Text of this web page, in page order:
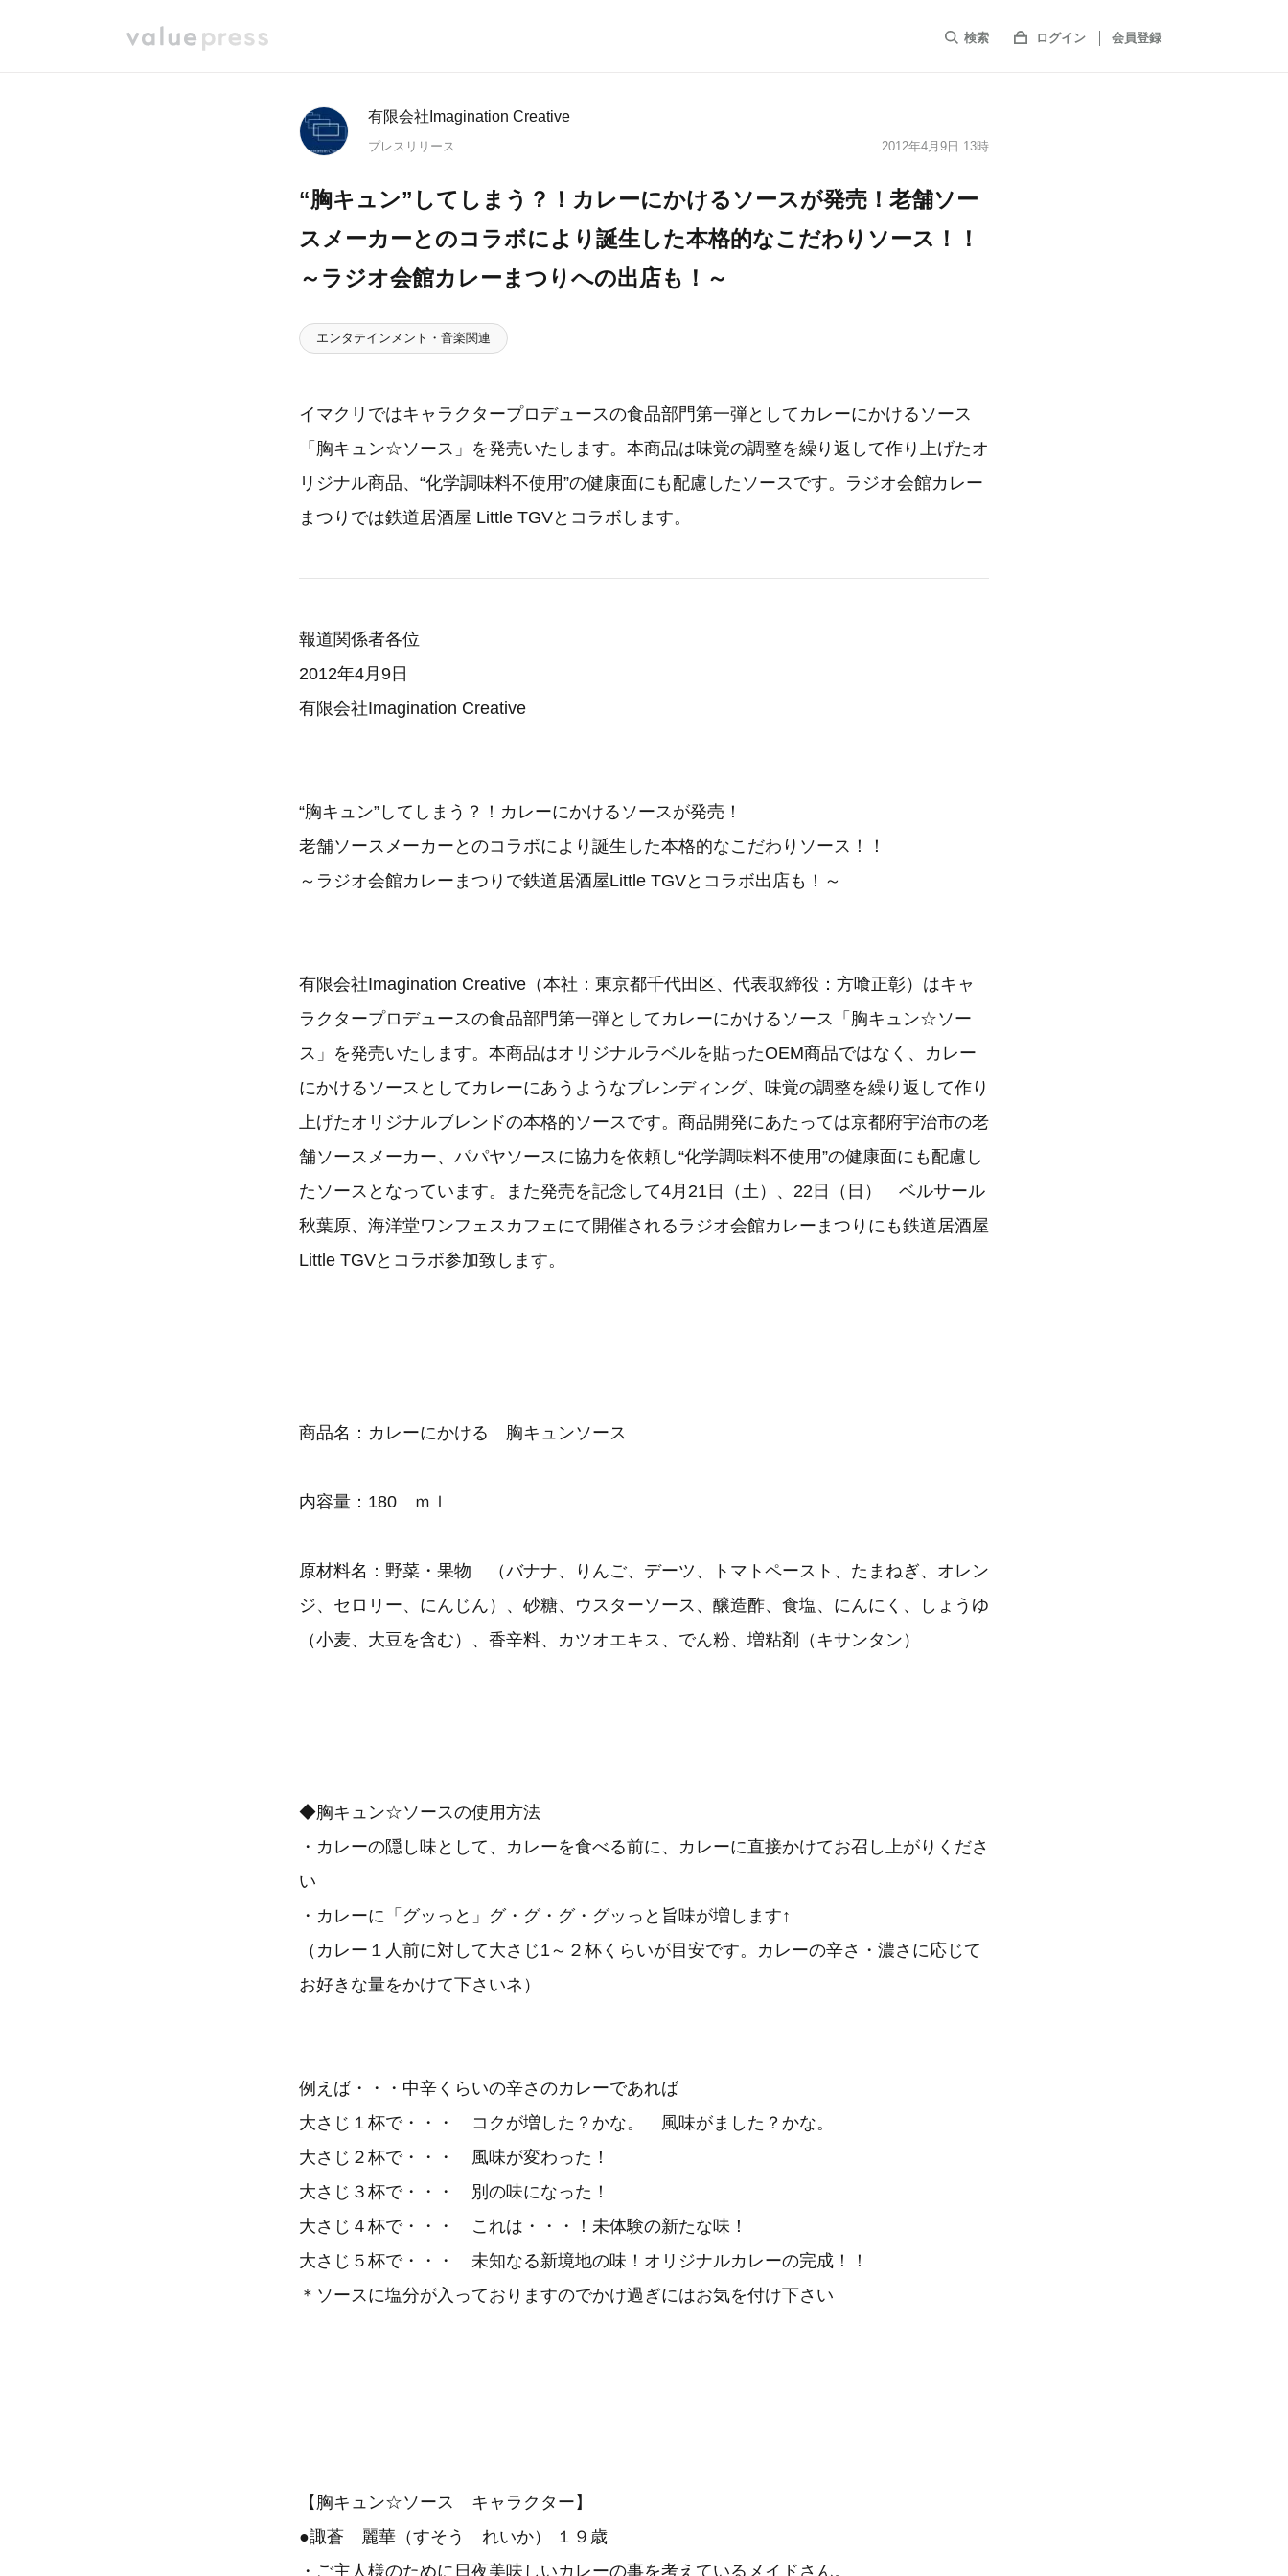
検索 ログイン 会員登録
有限会社Imagination Creative
プレスリリース 2012年4月9日 13時
“胸キュン”してしまう？！カレーにかけるソースが発売！老舗ソー
スメーカーとのコラボにより誕生した本格的なこだわりソース！！
～ラジオ会館カレーまつりへの出店も！～
エンタテインメント・音楽関連
イマクリではキャラクタープロデュースの食品部門第一弾としてカレーにかけるソース
「胸キュン☆ソース」を発売いたします。本商品は味覚の調整を繰り返して作り上げたオ
リジナル商品、“化学調味料不使用”の健康面にも配慮したソースです。ラジオ会館カレー
まつりでは鉄道居酒屋 Little TGVとコラボします。
報道関係者各位
2012年4月9日
有限会社Imagination Creative
“胸キュン”してしまう？！カレーにかけるソースが発売！
老舗ソースメーカーとのコラボにより誕生した本格的なこだわりソース！！
～ラジオ会館カレーまつりで鉄道居酒屋Little TGVとコラボ出店も！～
有限会社Imagination Creative（本社：東京都千代田区、代表取締役：方喰正彰）はキャ
ラクタープロデュースの食品部門第一弾としてカレーにかけるソース「胸キュン☆ソー
ス」を発売いたします。本商品はオリジナルラベルを貼ったOEM商品ではなく、カレー
にかけるソースとしてカレーにあうようなブレンディング、味覚の調整を繰り返して作り
上げたオリジナルブレンドの本格的ソースです。商品開発にあたっては京都府宇治市の老
舗ソースメーカー、パパヤソースに協力を依頼し“化学調味料不使用”の健康面にも配慮し
たソースとなっています。また発売を記念して4月21日（土）、22日（日） ベルサール
秋葉原、海洋堂ワンフェスカフェにて開催されるラジオ会館カレーまつりにも鉄道居酒屋
Little TGVとコラボ参加致します。
商品名：カレーにかける 胸キュンソース
内容量：180 ｍｌ
原材料名：野菜・果物 （バナナ、りんご、デーツ、トマトペースト、たまねぎ、オレン
ジ、セロリー、にんじん）、砂糖、ウスターソース、醸造酢、食塩、にんにく、しょうゆ
（小麦、大豆を含む）、香辛料、カツオエキス、でん粉、増粘剤（キサンタン）
◆胸キュン☆ソースの使用方法
・カレーの隠し味として、カレーを食べる前に、カレーに直接かけてお召し上がりくださ
い
・カレーに「グッっと」グ・グ・グ・グッっと旨味が増します↑
（カレー１人前に対して大さじ1～２杯くらいが目安です。カレーの辛さ・濃さに応じて
お好きな量をかけて下さいネ）
例えば・・・中辛くらいの辛さのカレーであれば
大さじ１杯で・・・ コクが増した？かな。 風味がました？かな。
大さじ２杯で・・・ 風味が変わった！
大さじ３杯で・・・ 別の味になった！
大さじ４杯で・・・ これは・・・！未体験の新たな味！
大さじ５杯で・・・ 未知なる新境地の味！オリジナルカレーの完成！！
＊ソースに塩分が入っておりますのでかけ過ぎにはお気を付け下さい
【胸キュン☆ソース キャラクター】
●諏蒼 麗華（すそう れいか） １９歳
・ご主人様のために日夜美味しいカレーの事を考えているメイドさん。